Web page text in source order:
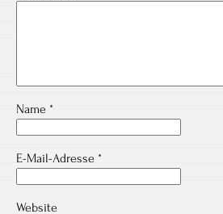
Name *
E-Mail-Adresse *
Website